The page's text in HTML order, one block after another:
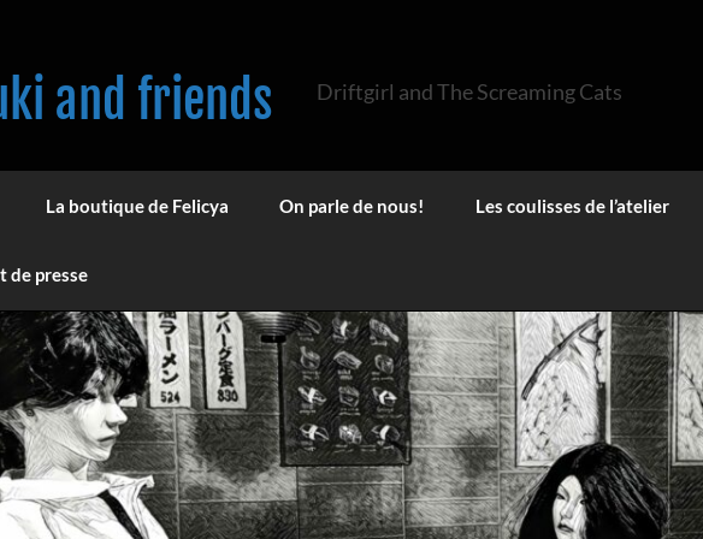
and friends Driftgirl and The Screaming Cats
La boutique de Felicya On parle de nous! Les coulisses de l’atelier
de presse